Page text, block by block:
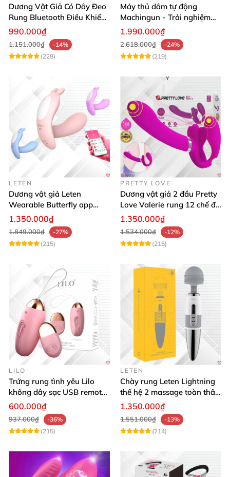
Dương Vật Giả Có Dây Đeo
Rung Bluetooth Điều Khiển
Qua App Cho Les
990.000₫
1.151.000₫
-14%
(228)
Máy thủ dâm tự động
Machingun - Trải nghiệm
mạnh mẽ, cực đã
1.990.000₫
2.618.000₫
-24%
(219)
LETEN
Dương vật giả Leten
Wearable Butterfly app
bluetooth rung mạnh đa
1.350.000₫
1.849.000₫
-27%
(215)
PRETTY LOVE
Dương vật giả 2 đầu Pretty
Love Valerie rung 12 chế độ
kích thích les
1.350.000₫
1.534.000₫
-12%
(215)
LILO
Trứng rung tình yêu Lilo
không dây sạc USB remote
điều khiển từ xa
600.000₫
937.000₫
-36%
(215)
LETEN
Chày rung Leten Lightning
thế hệ 2 massage toàn thân
nhiều tần số rung phát
1.350.000₫
1.551.000₫
-13%
(214)